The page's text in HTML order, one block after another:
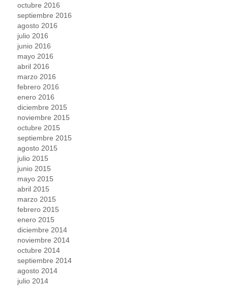
octubre 2016
septiembre 2016
agosto 2016
julio 2016
junio 2016
mayo 2016
abril 2016
marzo 2016
febrero 2016
enero 2016
diciembre 2015
noviembre 2015
octubre 2015
septiembre 2015
agosto 2015
julio 2015
junio 2015
mayo 2015
abril 2015
marzo 2015
febrero 2015
enero 2015
diciembre 2014
noviembre 2014
octubre 2014
septiembre 2014
agosto 2014
julio 2014